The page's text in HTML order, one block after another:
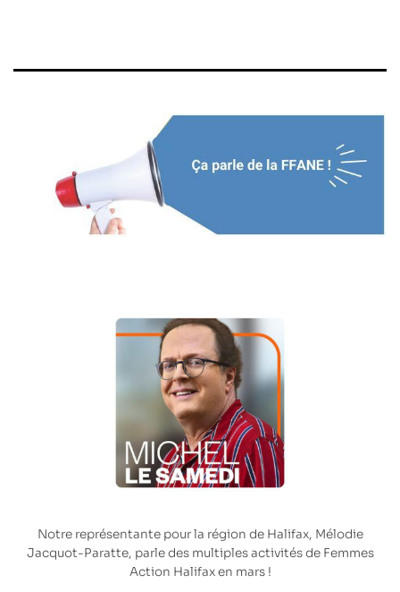
Notre représentante pour la région de Halifax, Mélodie
Jacquot-Paratte, parle des multiples activités de Femmes
Action Halifaxen mars !